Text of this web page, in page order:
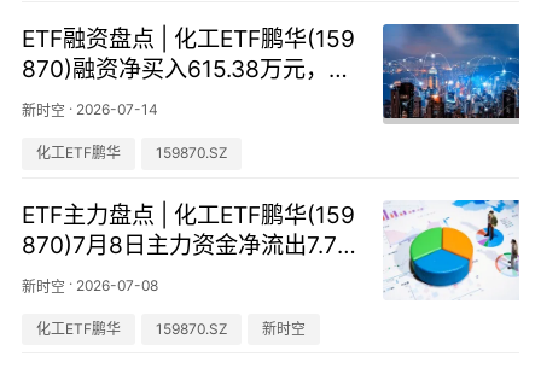
ETF融资盘点 | 化工ETF鹏华(159
870)融资净买入615.38万元，居
可比基金首位-20260713
新时空 · 2026-07-14
化工ETF鹏华 159870.SZ
ETF主力盘点 | 化工ETF鹏华(159
870)7月8日主力资金净流出7.73
亿元，近2天主力资金连续流出1
新时空 · 2026-07-08
化工ETF鹏华 159870.SZ 新时空